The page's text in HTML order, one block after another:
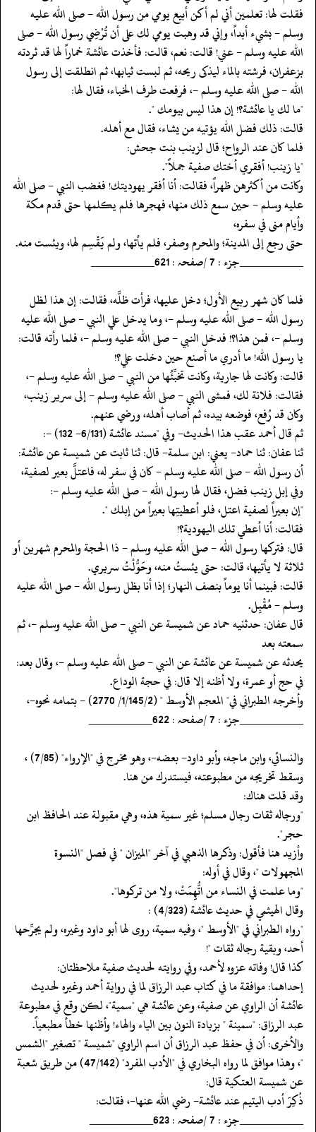
فقلت لها: تعلمين أني لم أكن أبيع يومي من رسول الله - صلى الله عليه
وسلم - بشيء أبداً، وإني قد وهبت يومي لك على أن تُرْضِي رسول الله - صلى
الله عليه وسلم - عني! قالت: نعم، قالت: فأخذت عائشة خماراً لها قد ثردته
بزعفران، فرشته بالماء ليذكى ريحه، ثم لبست ثيابها، ثم انطلقت إلى رسول
الله - صلى الله عليه وسلم -، فرفعت طرف الخباء، فقال لها:
‏‏‏‏"ما لك يا عائشة؟! إن هذا ليس بيومك ".
‏‏‏‏قالت: ذلك فضل الله يؤتيه من يشاء، فقال مع أهله.
‏‏‏‏فلما كان عند الرواح؛ قال لزينب بنت جحش:
‏‏‏‏"يا زينب! أفقري أختك صفية جملاً".
‏‏‏‏وكانت من أكثرهن ظهراً، فقالت: أنا أفقر يهوديتك! فغضب النبي - صلى الله
عليه وسلم - حين سمع ذلك منها، فهجرها فلم يكلمها حتى قدم مكة
وأيام منى في سفره،
‏‏‏‏حتى رجع إلى المدينة؛ والمحرم وصفر، فلم يأتها، ولم يَقْسِم لها، ويئست منه.
‏‏‏‏__________جزء : 7 /صفحہ : 621__________
‏‏‏‏فلما كان شهر ربيع الأول؛ دخل عليها، فرأت ظلَّه، فقالت: إن هذا لظل
رسول الله - صلى الله عليه وسلم -، وما يدخل علي النبي - صلى الله عليه
وسلم -، فمن هذا؟! فدخل النبي - صلى الله عليه وسلم -، فلما رأته قالت:
يا رسول الله! ما أدري ما أصنع حين دخلت علي؟!
‏‏‏‏قالت: وكانت لها جارية، وكانت تخبِّئُها من النبي - صلى الله عليه وسلم -،
فقالت: فلانة لك، فمشى النبي - صلى الله عليه وسلم - إلى سرير زينب،
وكان قد رُفع، فوضعه بيده، ثم أصاب أهله، ورضي عنهم.
‏‏‏‏ثم قال أحمد عقب هذا الحديث- وفي "مسند عائشة (6/131- 132) -:
‏‏‏‏ثنا عفان: ثنا حماد- يعني: ابن سلمة- قال: ثنا ثابت عن شميسة عن عائشة:
أن رسول الله - صلى الله عليه وسلم - كان في سفر له، فاعتلَّ بعير لصفية،
وفي إبل زينب فضل، فقال لها رسول الله - صلى الله عليه وسلم -:
‏‏‏‏"إن بعيراً لصفية اعتل، فلو أعطيتِها بعيراً من إبلك ".
‏‏‏‏فقالت: أنا أعطي تلك اليهودية؟!
‏‏‏‏قال: فتركها رسول الله - صلى الله عليه وسلم - ذا الحجة والمحرم شهرين أو
ثلاثة لا يأتيها، قالت: حتى يئستُ منه، وحَوُّلْتُ سريري.
‏‏‏‏قالت: فبينما أنا يوماً بنصف النهار؛ إذا أنا بظل رسول الله - صلى الله عليه
وسلم - مُقْبِل.
‏‏‏‏قال عفان: حدثنيه حماد عن شميسة عن النبي - صلى الله عليه وسلم -، ثم
سمعته بعد
‏‏‏‏يحدثه عن شميسة عن عائشة عن النبي - صلى الله عليه وسلم -، وقال بعد:
في حج أو عمرة، ولا أظنه إلا قال: في حجة الوداع.
‏‏‏‏وأخرجه الطبراني في" المعجم الأوسط " (1/145/2/ 2770) - بتمامه نحوه-،
‏‏‏‏__________جزء : 7 /صفحہ : 622__________
‏‏‏‏والنسائي، وابن ماجه، وأبو داود- بعضه-، وهو مخرج في "الإرواء" (7/85) ،
وسقط تخريجه من مطبوعته، فيستدرك من هنا.
‏‏‏‏وقد قلت هناك:
‏‏‏‏"ورجاله ثقات رجال مسلم؛ غير سمية هذه، وهي مقبولة عند الحافظ ابن
‏‏‏‏حجر".
‏‏‏‏وأزيد هنا فأقول: وذكرها الذهبي في آخر "الميزان " في فصل "النسوة
المجهولات "، وقال في أوله:
‏‏‏‏"وما علمت في النساء من اتُّهِِمَتْ، ولا من تركوها".
‏‏‏‏وقال الهيثمي في حديث عائشة (4/323) :
‏‏‏‏"رواه الطبراني في "الأوسط "، وفيه سمية، روى لها أبو داود وغيره، ولم يجرِّحها
أحد، وبقية رجاله ثقات "!
‏‏‏‏كذا قال! وفاته عزوه لأحمد، وفي روايته لحديث صفية ملاحظتان:
‏‏‏‏إحداهما: موافقة ما في كتاب عبد الرزاق لما في رواية أحمد وغيره لحديث
عائشة أن الراوي عن صفية، وعن عائشة هي "سمية"، لكن وقع في مطبوعة
عبد الرزاق: "سمينة " بزيادة النون بين الياء والهاء! وأظنها خطأ مطبعياً.
‏‏‏‏والأخرى: أن في حفظ عبد الرزاق أن اسم الراوي "شميسة " تصغير "الشمس
"، وهذا موافق لما رواه البخاري في "الأدب المفرد" (47/142) من طريق شعبة
عن شميسة العتكية قال:
‏‏‏‏ذُكِرَ أدب اليتيم عند عائشة- رضي الله عنها-، فقالت:
‏‏‏‏__________جزء : 7 /صفحہ : 623__________